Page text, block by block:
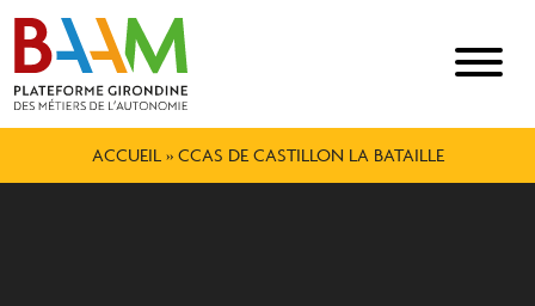
ACCUEIL» CCAS DE CASTILLON LA BATAILLE